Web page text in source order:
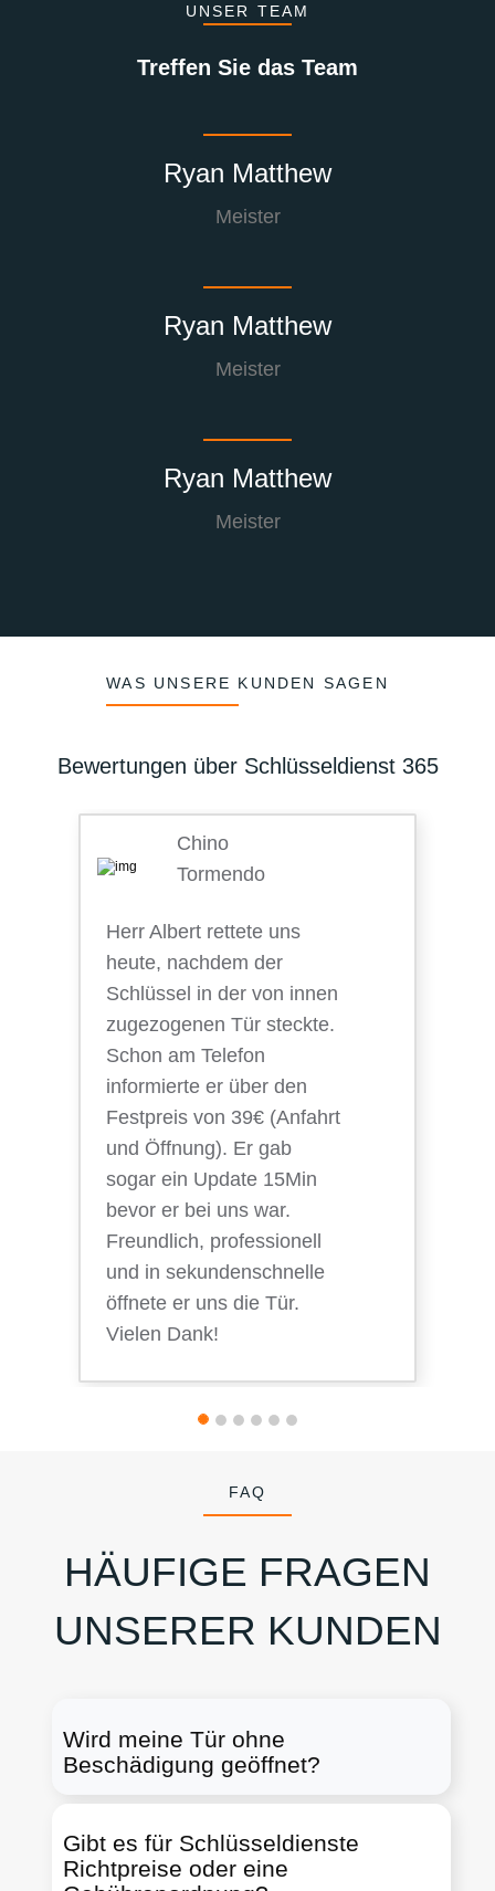
UNSER TEAM
Treffen Sie das Team
Ryan Matthew
Meister
Ryan Matthew
Meister
Ryan Matthew
Meister
WAS UNSERE KUNDEN SAGEN
Bewertungen über Schlüsseldienst 365
Chino
Tormendo
Herr Albert rettete uns
heute, nachdem der
Schlüssel in der von innen
zugezogenen Tür steckte.
Schon am Telefon
informierte er über den
Festpreis von 39€ (Anfahrt
und Öffnung). Er gab
sogar ein Update 15Min
bevor er bei uns war.
Freundlich, professionell
und in sekundenschnelle
öffnete er uns die Tür.
Vielen Dank!
FAQ
HÄUFIGE FRAGEN
UNSERER KUNDEN
Wird meine Tür ohne
Beschädigung geöffnet?
Gibt es für Schlüsseldienste
Richtpreise oder eine